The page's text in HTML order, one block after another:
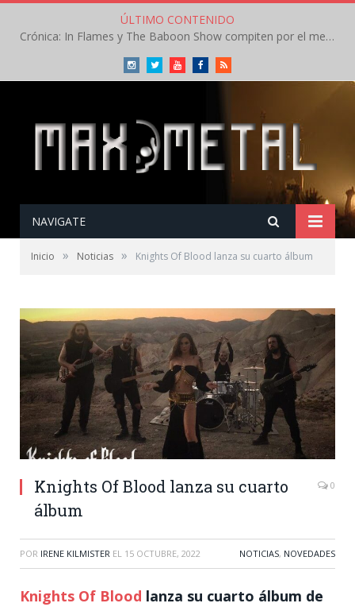
ÚLTIMO CONTENIDO
Crónica: In Flames y The Baboon Show compiten por el mejor concierto del día en el Leyendas del Rock – Viernes – Agosto 2026
InstagramTwitterYoutubeFacebookRSS
NAVIGATE
Inicio » Noticias » Knights Of Blood lanza su cuarto álbum
Knights Of Blood lanza su cuarto
álbum
0
POR IRENE KILMISTER EL 15 OCTUBRE, 2022 NOTICIAS, NOVEDADES
Knights Of Blood lanza su cuarto álbum de